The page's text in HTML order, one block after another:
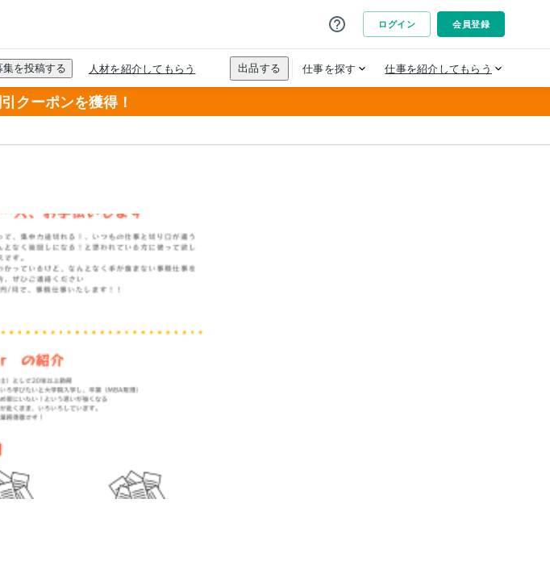
クーポンを獲得！